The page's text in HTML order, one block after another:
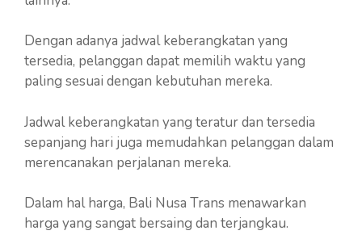
Dengan adanya jadwal keberangkatan yang
tersedia, pelanggan dapat memilih waktu yang
paling sesuai dengan kebutuhan mereka.
Jadwal keberangkatan yang teratur dan tersedia
sepanjang hari juga memudahkan pelanggan dalam
merencanakan perjalanan mereka.
Dalam hal harga, Bali Nusa Trans menawarkan
harga yang sangat bersaing dan terjangkau.